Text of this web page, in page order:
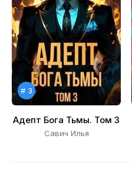
# 3
Адепт Бога Тьмы. Том 3
Савич Илья